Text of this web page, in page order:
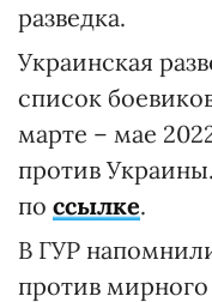
разведка.
Украинская
список
марте – мае
против
по ссылке.
В ГУР
против